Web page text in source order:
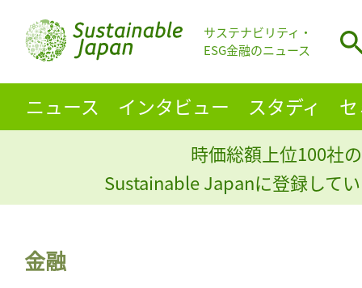
サステナビリティ・
ESG金融のニュース
ニュース インタビュー スタディ
時価総額上位100社
Sustainable Japanに登録して
金融